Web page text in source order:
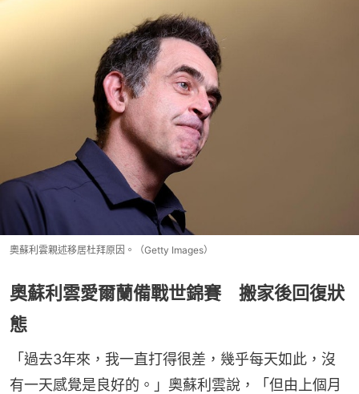
奧蘇利雲親述移居杜拜原因。（Getty Images）
奧蘇利雲愛爾蘭備戰世錦賽 搬家後回復狀
態
「過去3年來，我一直打得很差，幾乎每天如此，沒
有一天感覺是良好的。」奧蘇利雲說，「但由上個月